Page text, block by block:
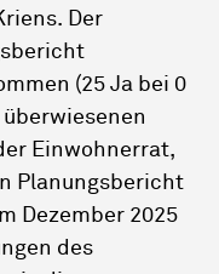
Der
(25 Ja bei 0
Einwohnerrat,
Planungsbericht
Dezember 2025
des